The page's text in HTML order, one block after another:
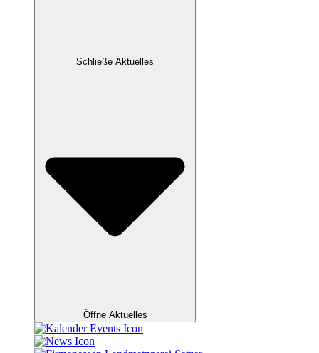
Schließe Aktuelles
Öffne Aktuelles